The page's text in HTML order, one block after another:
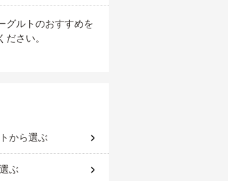
グルトのおすすめを
ださい。
から選ぶ
ぶ